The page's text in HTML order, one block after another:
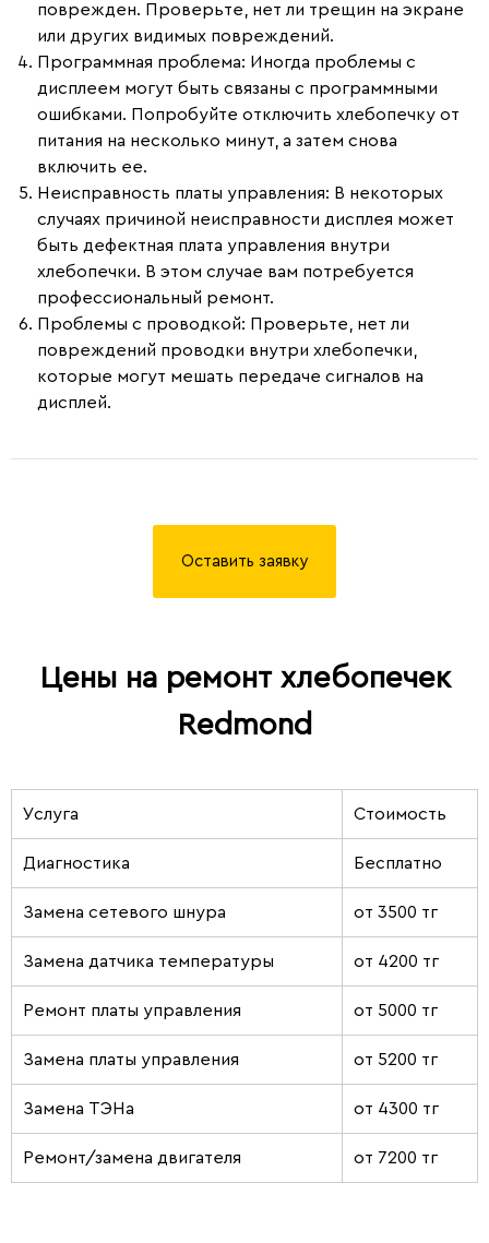
поврежден. Проверьте, нет ли трещин на экране
или других видимых повреждений.
Программная проблема: Иногда проблемы с
дисплеем могут быть связаны с программными
ошибками. Попробуйте отключить хлебопечку от
питания на несколько минут, а затем снова
включить ее.
Неисправность платы управления: В некоторых
случаях причиной неисправности дисплея может
быть дефектная плата управления внутри
хлебопечки. В этом случае вам потребуется
профессиональный ремонт.
Проблемы с проводкой: Проверьте, нет ли
повреждений проводки внутри хлебопечки,
которые могут мешать передаче сигналов на
дисплей.
Оставить заявку
Цены на ремонт хлебопечек
Redmond
Услуга Стоимость
Диагностика Бесплатно
Замена сетевого шнура от 3500 тг
Замена датчика температуры от 4200 тг
Ремонт платы управления от 5000 тг
Замена платы управления от 5200 тг
Замена ТЭНа от 4300 тг
Ремонт/замена двигателя от 7200 тг